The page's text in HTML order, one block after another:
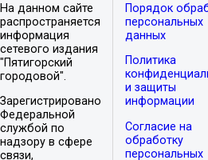
На данном сайте
распространяется
информация
сетевого издания
"Пятигорский
городовой".
Зарегистрировано
Федеральной
службой по
надзору в сфере
связи,
Порядок
персональных
данных
Политика
и защиты
информации
Согласие на
обработку
персональных